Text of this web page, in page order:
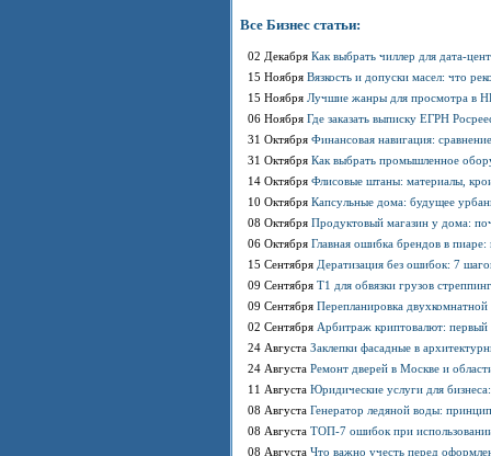
Все Бизнес статьи:
02 Декабря Как выбрать чиллер для дата-
15 Ноября Вязкость и допуски масел: что
15 Ноября Лучшие жанры для просмотра в
06 Ноября Где заказать выписку ЕГРН
31 Октября Финансовая навигация:
31 Октября Как выбрать промышленное
14 Октября Флисовые штаны: материалы,
10 Октября Капсульные дома: будущее
08 Октября Продуктовый магазин у дома:
06 Октября Главная ошибка брендов в
15 Сентября Дератизация без ошибок: 7
09 Сентября T1 для обвязки грузов
09 Сентября Перепланировка двухкомнатной
02 Сентября Арбитраж криптовалют: первый
24 Августа Заклепки фасадные в
24 Августа Ремонт дверей в Москве и
11 Августа Юридические услуги для
08 Августа Генератор ледяной воды:
08 Августа ТОП-7 ошибок при
08 Августа Что важно учесть перед